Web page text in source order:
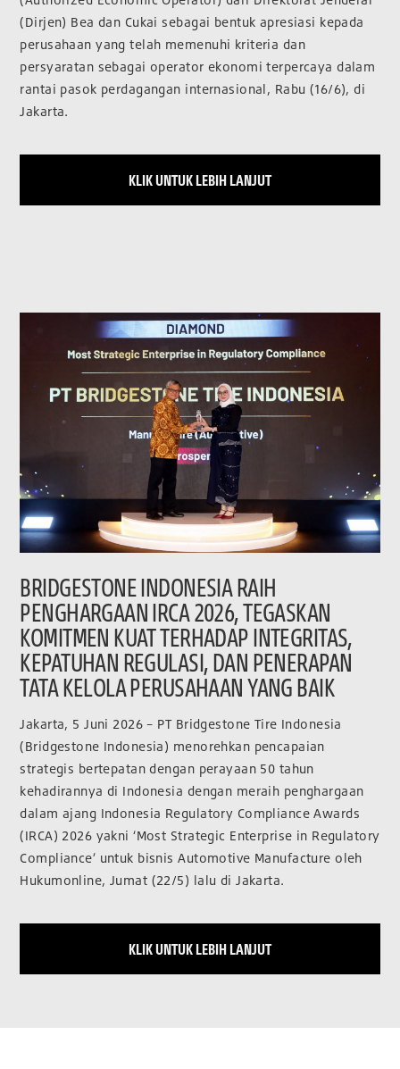
(Dirjen) Bea dan Cukai sebagai bentuk apresiasi kepada
perusahaan yang telah memenuhi kriteria dan
persyaratan sebagai operator ekonomi terpercaya dalam
rantai pasok perdagangan internasional, Rabu (16/6), di
Jakarta.
KLIK UNTUK LEBIH LANJUT
BRIDGESTONE INDONESIA RAIH
PENGHARGAAN IRCA 2026, TEGASKAN
KOMITMEN KUAT TERHADAP INTEGRITAS,
KEPATUHAN REGULASI, DAN PENERAPAN
TATA KELOLA PERUSAHAAN YANG BAIK
Jakarta, 5 Juni 2026 – PT Bridgestone Tire Indonesia
(Bridgestone Indonesia) menorehkan pencapaian
strategis bertepatan dengan perayaan 50 tahun
kehadirannya di Indonesia dengan meraih penghargaan
dalam ajang Indonesia Regulatory Compliance Awards
(IRCA) 2026 yakni ‘Most Strategic Enterprise in Regulatory
Compliance’ untuk bisnis Automotive Manufacture oleh
Hukumonline, Jumat (22/5) lalu di Jakarta.
KLIK UNTUK LEBIH LANJUT